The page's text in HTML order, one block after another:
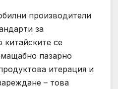
производители
за
китайските се
пазарно
итерация и
– това